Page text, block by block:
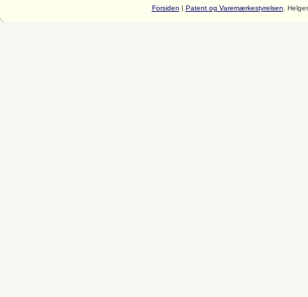
Forsiden | Patent og Varemærkestyrelsen ,